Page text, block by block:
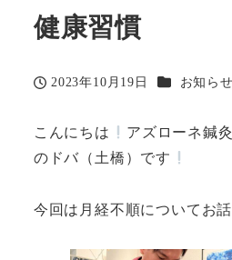
健康習慣
投稿日
2023年10月19日 カテゴリー
お知らせ
こんにちは
アズローネ鍼
のドバ（土橋）です
今回は月経不順についてお話